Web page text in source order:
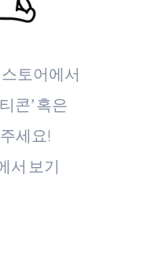
토어에서
콘’ 혹은
세요!
서 보기